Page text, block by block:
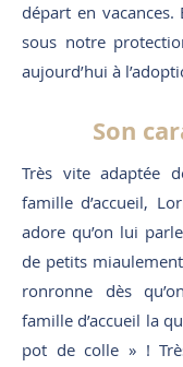
départ en
sous notre
aujourd’hui à
Son
Très vite adaptée
famille d’accueil,
adore qu’on lui
de petits
ronronne dès
famille d’accueil la
pot de colle » !